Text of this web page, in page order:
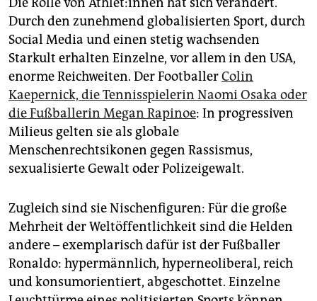
Durch den zunehmend globalisierten Sport, durch
Social Media und einen stetig wachsenden
Starkult erhalten Einzelne, vor allem in den USA,
enorme Reichweiten. Der FootballerColin
Kaepernick, die Tennisspielerin Naomi Osaka oder
die Fußballerin Megan Rapinoe: In progressiven
Milieus gelten sie als globale
Menschenrechtsikonen gegen Rassismus,
sexualisierte Gewalt oder Polizeigewalt.
Zugleich sind sie Nischenfiguren: Für die große
Mehrheit der Weltöffentlichkeit sind die Helden
andere – exemplarisch dafür ist der Fußballer
Ronaldo: hypermännlich, hyperneoliberal, reich
und konsumorientiert, abgeschottet. Einzelne